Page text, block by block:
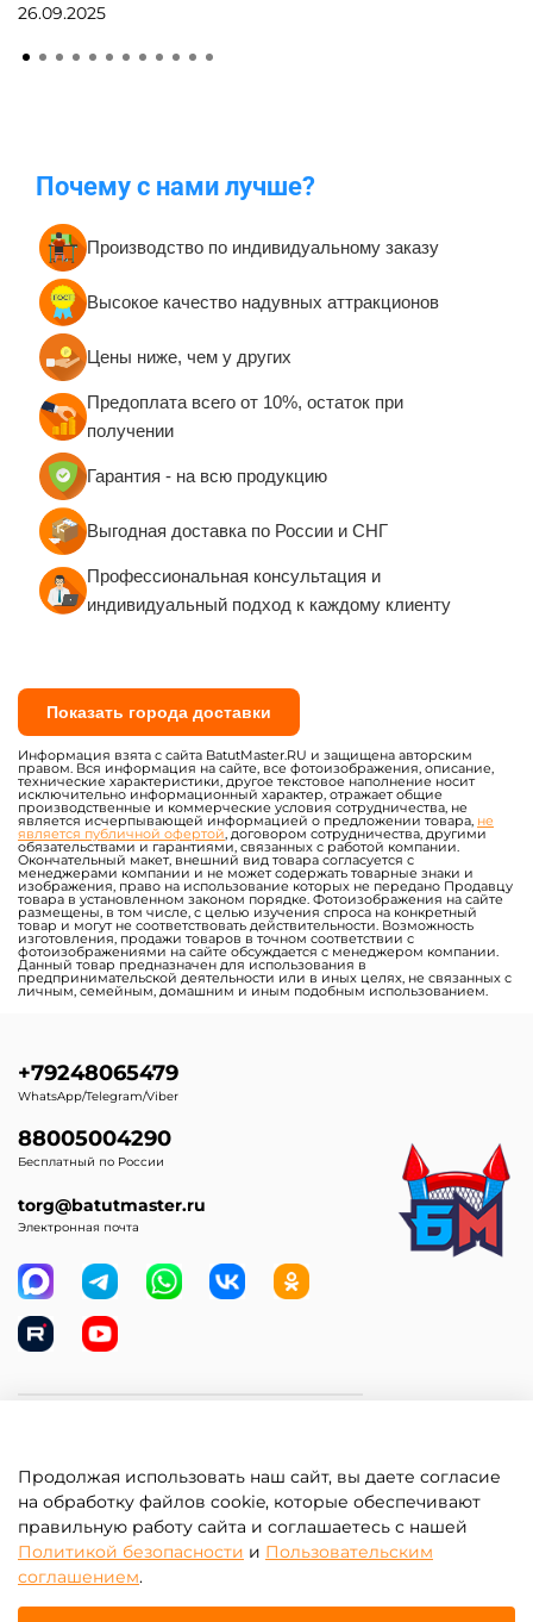
26.09.2025
Почему с нами лучше?
Производство по индивидуальному заказу
Высокое качество надувных аттракционов
Цены ниже, чем у других
Предоплата всего от 10%, остаток при
получении
Гарантия - на всю продукцию
Выгодная доставка по России и СНГ
Профессиональная консультация и
индивидуальный подход к каждому клиенту
Показать города доставки
Информация взята с сайта BatutMaster.RU и защищена авторским
правом. Вся информация на сайте, все фотоизображения, описание,
технические характеристики, другое текстовое наполнение носит
исключительно информационный характер, отражает общие
производственные и коммерческие условия сотрудничества, не
является исчерпывающей информацией о предложении товара, не
является публичной офертой, договором сотрудничества, другими
обязательствами и гарантиями, связанных с работой компании.
Окончательный макет, внешний вид товара согласуется с
менеджерами компании и не может содержать товарные знаки и
изображения, право на использование которых не передано Продавцу
товара в установленном законом порядке. Фотоизображения на сайте
размещены, в том числе, с целью изучения спроса на конкретный
товар и могут не соответствовать действительности. Возможность
изготовления, продажи товаров в точном соответствии с
фотоизображениями на сайте обсуждается с менеджером компании.
Данный товар предназначен для использования в
предпринимательской деятельности или в иных целях, не связанных с
личным, семейным, домашним и иным подобным использованием.
Клиентам
Информация
+79248065479
WhatsApp/Telegram/Viber
88005004290
Бесплатный по России
torg@batutmaster.ru
Электронная почта
Продолжая использовать наш сайт, вы даете согласие
на обработку файлов cookie, которые обеспечивают
правильную работу сайта и соглашаетесь с нашей
Политикой безопасности и Пользовательским
соглашением.